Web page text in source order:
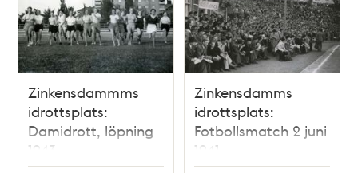
Zinkensdammms
idrottsplats:
Damidrott, löpning
1943
Zinkensdamms
idrottsplats:
Fotbollsmatch 2 juni
1941